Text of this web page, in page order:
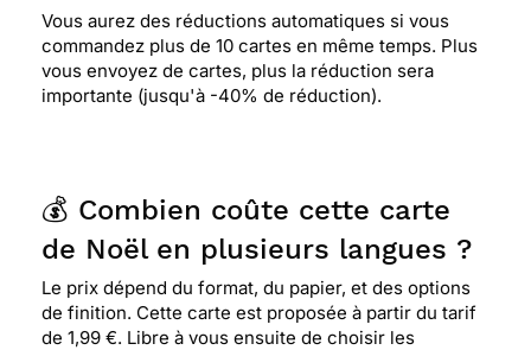
Vous aurez des réductions automatiques si vous
commandez plus de 10 cartes en même temps. Plus
vous envoyez de cartes, plus la réduction sera
importante (jusqu'à -40% de réduction).
💰 Combien coûte cette carte
de Noël en plusieurs langues ?
Le prix dépend du format, du papier, et des options
de finition. Cette carte est proposée à partir du tarif
de 1,99 €. Libre à vous ensuite de choisir les